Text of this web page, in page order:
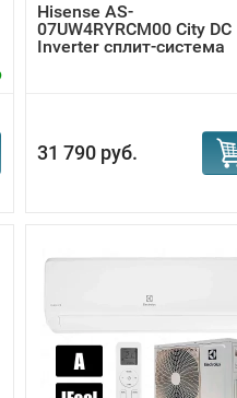
Hisense AS-
07UW4RYRCM00 City DC
Inverter сплит-система
31 790 руб.